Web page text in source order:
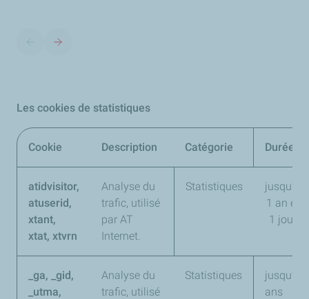
Les cookies de statistiques
Cookie Description Catégorie Durée
atidvisitor,
atuserid,
xtant,
xtat, xtvrn
Analyse du
trafic, utilisé
par AT
Internet.
Statistiques
jusqu’à
1 an et
1 jour
_ga, _gid,
_utma,
Analyse du
trafic, utilisé
Statistiques
jusqu’à 2
ans